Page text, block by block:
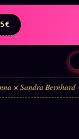
· l'ambiguïté